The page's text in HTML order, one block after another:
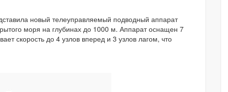
новый телеуправляемый подводный аппарат
моря на глубинах до 1000 м. Аппарат оснащен 7
скорость до 4 узлов вперед и 3 узлов лагом, что